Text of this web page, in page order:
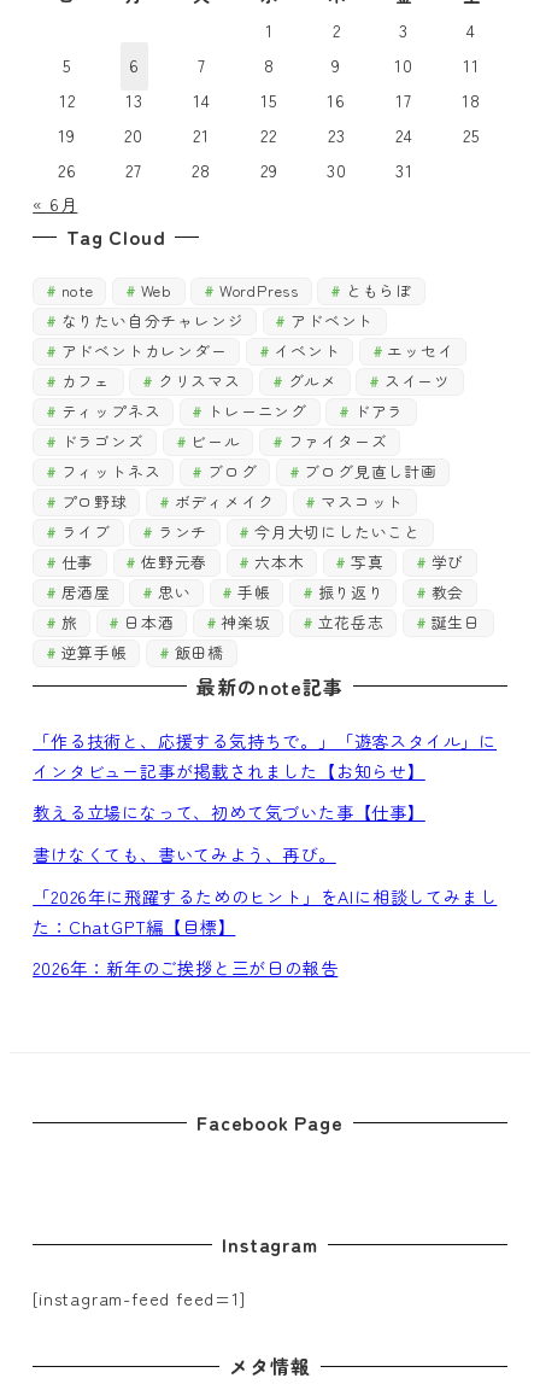
1
2 3
4
5
6 7 8 9 10
11
12
13 14 15 16 17
18
19
20 21 22 23 24
25
26
27 28 29 30
31
« 6月
Tag Cloud
note Web WordPress
ともらぼ
なりたい自分チャレンジ
アドベント
アドベントカレンダー
イベント
エッセイ
カフェ
クリスマス グルメ
スイーツ
ティップネス
トレーニング
ドアラ
ドラゴンズ
ビール
ファイターズ
フィットネス
ブログ
ブログ見直し計画
プロ野球
ボディメイク
マスコット
ライブ
ランチ
今月大切にしたいこと
仕事
佐野元春 六本木 写真
学び
居酒屋
思い 手帳 振り返り
教会
旅
日本酒 神楽坂 立花岳志
誕生日
逆算手帳
飯田橋
最新のnote記事
「作る技術と、応援する気持ちで。」「遊客スタイル」に
インタビュー記事が掲載されました【お知らせ】
教える立場になって、初めて気づいた事【仕事】
書けなくても、書いてみよう、再び。
「2026年に飛躍するためのヒント」をAIに相談してみまし
た：ChatGPT編【目標】
2026年：新年のご挨拶と三が日の報告
Facebook Page
Instagram
[instagram-feed feed=1]
メタ情報